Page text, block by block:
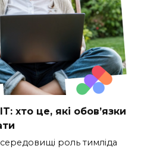
хто це, які обов’язки
роль тимліда